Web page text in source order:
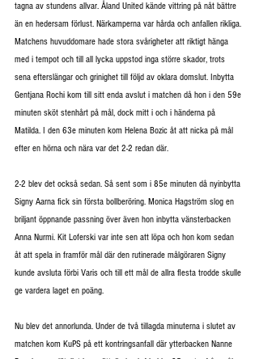
tagna av stundens allvar. Åland United kände vittring på nåt bättre
än en hedersam förlust. Närkamperna var hårda och anfallen rikliga.
Matchens huvuddomare hade stora svårigheter att riktigt hänga
med i tempot och till all lycka uppstod inga större skador, trots
sena efterslängar och grinighet till följd av oklara domslut. Inbytta
Gentjana Rochi kom till sitt enda avslut i matchen då hon i den 59e
minuten sköt stenhårt på mål, dock mitt i och i händerna på
Matilda. I den 63e minuten kom Helena Bozic åt att nicka på mål
efter en hörna och nära var det 2-2 redan där.
2-2 blev det också sedan. Så sent som i 85e minuten då nyinbytta
Signy Aarna fick sin första bollberöring. Monica Hagström slog en
briljant öppnande passning över även hon inbytta vänsterbacken
Anna Nurmi. Kit Loferski var inte sen att löpa och hon kom sedan
åt att spela in framför mål där den rutinerade målgöraren Signy
kunde avsluta förbi Varis och till ett mål de allra flesta trodde skulle
ge vardera laget en poäng.
Nu blev det annorlunda. Under de två tillagda minuterna i slutet av
matchen kom KuPS på ett kontringsanfall där ytterbacken Nanne